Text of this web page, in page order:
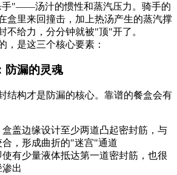
手"——汤汁的惯性和蒸汽压力。骑手的
盒里来回撞击，加上热汤产生的蒸汽撑
不给力，分分钟就被"顶"开了。
，是这三个核心要素：
防漏的灵魂
结构才是防漏的核心。靠谱的餐盒会有
盖边缘设计至少两道凸起密封筋，与
，形成曲折的"迷宫"通道
有少量液体抵达第一道密封筋，也很
出